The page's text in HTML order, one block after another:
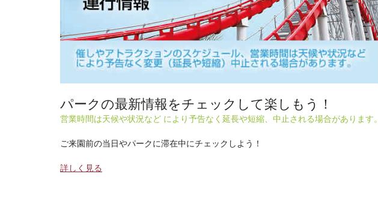
パークの最新情報をチェックして楽しもう！
営業時間は天候や状況など により予告なく延長や短縮、中止される場合があります。
ご来園前の当日やパークに滞在中にチェックしよう！
詳しく見る